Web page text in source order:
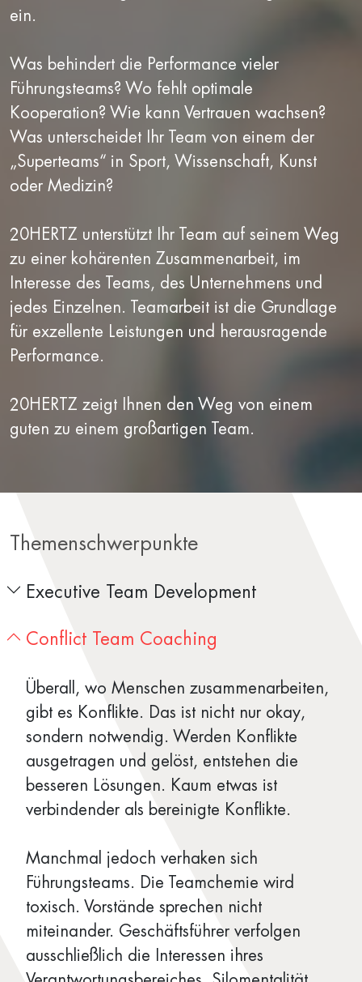
ein.
Was behindert die Performance vieler
Führungsteams? Wo fehlt optimale
Kooperation? Wie kann Vertrauen wachsen?
Was unterscheidet Ihr Team von einem der
„Superteams“ in Sport, Wissenschaft, Kunst
oder Medizin?
20HERTZ unterstützt Ihr Team auf seinem Weg
zu einer kohärenten Zusammenarbeit, im
Interesse des Teams, des Unternehmens und
jedes Einzelnen. Teamarbeit ist die Grundlage
für exzellente Leistungen und herausragende
Performance.
20HERTZ zeigt Ihnen den Weg von einem
guten zu einem großartigen Team.
Themenschwerpunkte
Executive Team Development
Conflict Team Coaching
Überall, wo Menschen zusammenarbeiten,
gibt es Konflikte. Das ist nicht nur okay,
sondern notwendig. Werden Konflikte
ausgetragen und gelöst, entstehen die
besseren Lösungen. Kaum etwas ist
verbindender als bereinigte Konflikte.
Manchmal jedoch verhaken sich
Führungsteams. Die Teamchemie wird
toxisch. Vorstände sprechen nicht
miteinander. Geschäftsführer verfolgen
ausschließlich die Interessen ihres